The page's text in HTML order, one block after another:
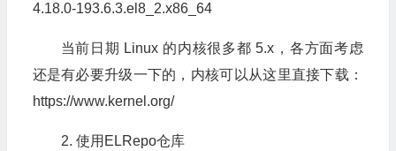
4.18.0-193.6.3.el8_2.x86_64
当前日期 Linux 的内核很多都 5.x，各方面考虑
还是有必要升级一下的，内核可以从这里直接下载：
https://www.kernel.org/
2. 使用ELRepo仓库